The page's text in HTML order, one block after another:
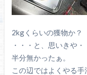
2kgくらいの獲物か？
・・・と、思いきや・
半分無かったぁ。
この辺ではよくやる手